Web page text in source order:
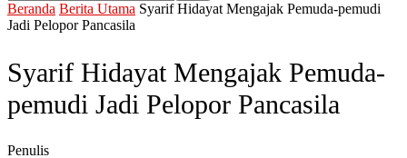
Beranda Berita Utama Syarif Hidayat Mengajak Pemuda-pemudi
Jadi Pelopor Pancasila
Syarif Hidayat Mengajak Pemuda-
pemudi Jadi Pelopor Pancasila
Penulis